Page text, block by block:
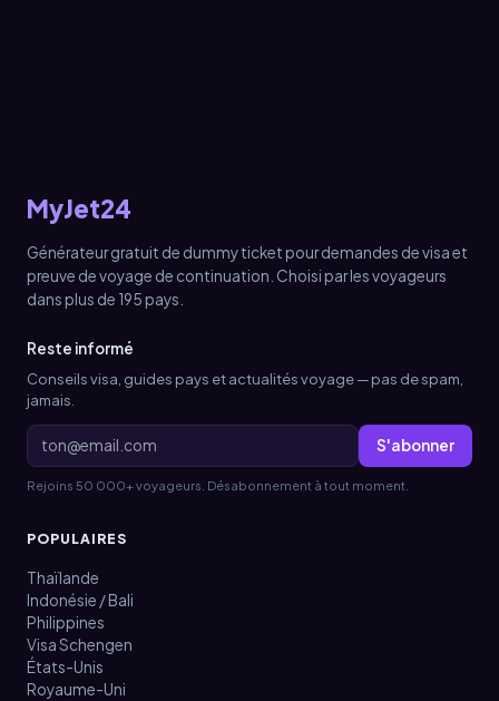
MyJet24
Générateur gratuit de dummy ticket pour demandes de visa et
preuve de voyage de continuation. Choisi par les voyageurs
dans plus de 195 pays.
Reste informé
Conseils visa, guides pays et actualités voyage — pas de spam,
jamais.
S'abonner
Rejoins 50 000+ voyageurs. Désabonnement à tout moment.
POPULAIRES
Thaïlande
Indonésie / Bali
Philippines
Visa Schengen
États-Unis
Royaume-Uni